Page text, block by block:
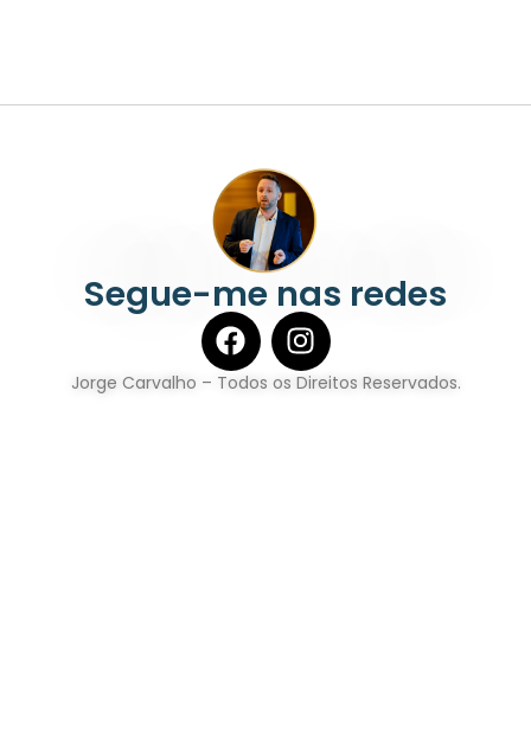
Segue-me nas redes
Jorge Carvalho – Todos os Direitos Reservados.